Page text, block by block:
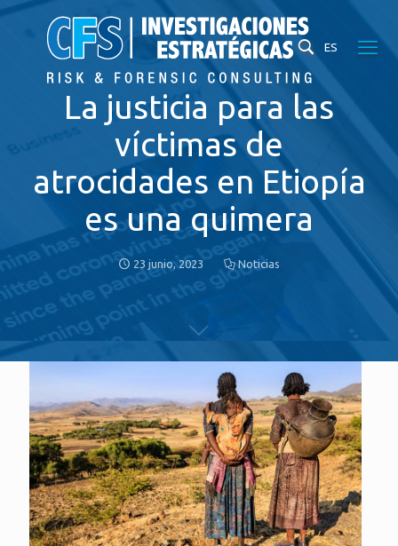
ES
La justicia para las
víctimas de
atrocidades en Etiopía
es una quimera
23 junio, 2023 Noticias